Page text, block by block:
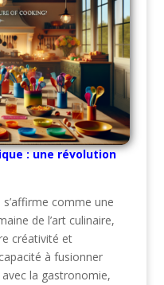
: une révolution
comme une
de l’art culinaire,
créativité et
à fusionner
la gastronomie,